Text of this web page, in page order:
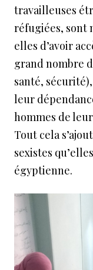
travailleuses
réfugiées, sont
elles d’avoir
grand nombre
santé,
leur
hommes de
Tout cela
sexistes
égyptienne.